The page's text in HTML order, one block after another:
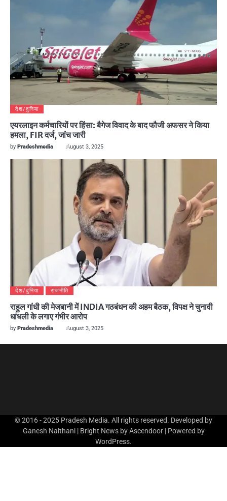
देश/दुनिया
एयरलाइन कर्मचारियों पर हिंसा: बैगेज विवाद के बाद फौजी अफसर ने किया
हमला, FIR दर्ज, जांच जारी
by Pradeshmedia August 3, 2025
देश/दुनिया राजनीति
राहुल गांधी की मेजबानी में INDIA गठबंधन की अहम बैठक, विपक्ष ने चुनावी
धांधली के लगाए गंभीर आरोप
by Pradeshmedia August 3, 2025
© 2016 - 2025 Pradesh Media. All rights reserved. Developed by
Ganesh Naithani | Bright News byAscendoor| Powered by
WordPress.